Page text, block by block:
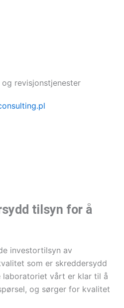
revisjonstjenester
tilsyn for å
investortilsyn av
som er skreddersydd
laboratoriet vårt er klar til å
og sørger for kvalitet